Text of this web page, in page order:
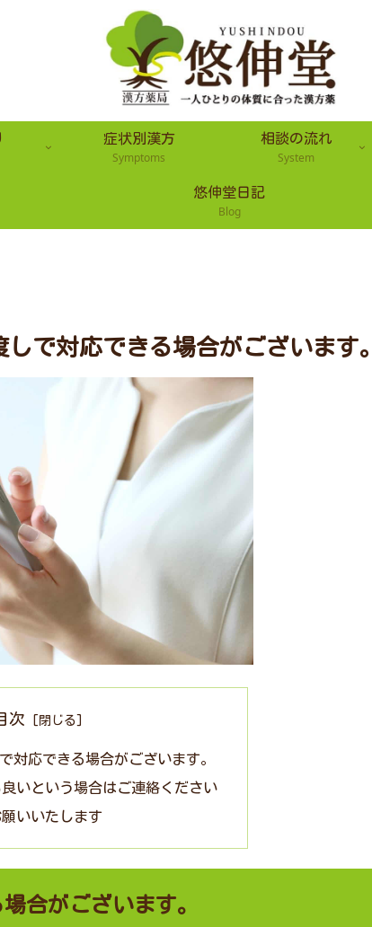
症状別漢方
Symptoms
相談の流れ
System
悠伸堂日記
Blog
で対応できる場合がございます。
次
対応できる場合がございます。
いという場合はご連絡ください
いいたします
合がございます。